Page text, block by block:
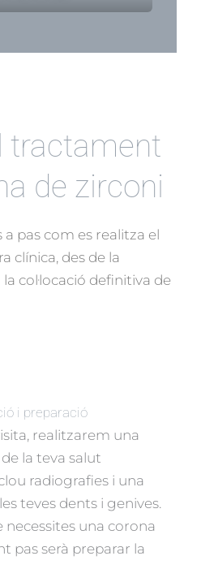
tractament
de zirconi
pas com es realitza el
clínica, des de la
col·locació definitiva de
i preparació
realitzarem una
la teva salut
radiografies i una
teves dents i genives.
necessites una corona
pas serà preparar la